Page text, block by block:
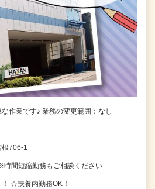
作業です♪ 業務の変更範囲：なし
根706-1
間短縮勤務もご相談ください
☆扶養内勤務OK！